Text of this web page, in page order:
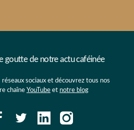
goutte de notre actu caféinée
sociaux et découvrez tous nos
chaîne YouTube et notre blog